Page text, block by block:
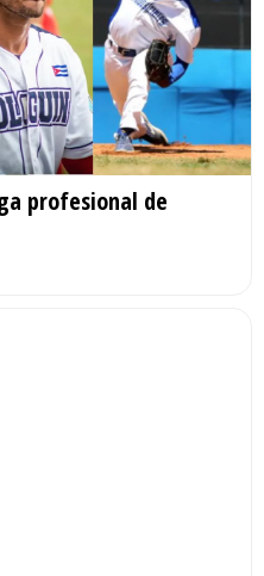
profesional de